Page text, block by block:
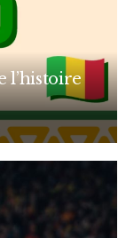
l’histoire